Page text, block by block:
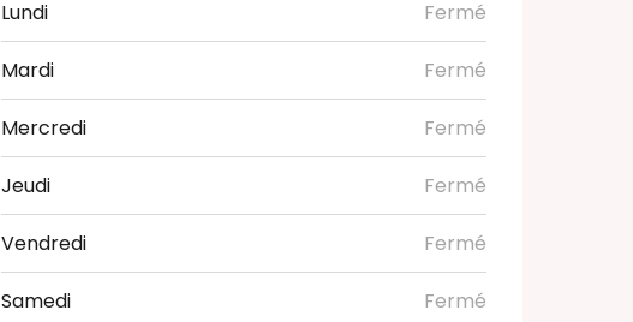
Lundi Fermé
Mardi Fermé
Mercredi Fermé
Jeudi Fermé
Vendredi Fermé
Samedi Fermé